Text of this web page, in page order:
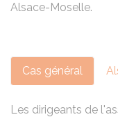
Alsace-Moselle.
Cas général
Les dirigeants de